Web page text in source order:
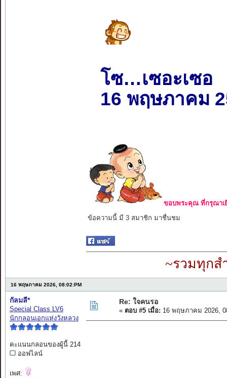
โซ…เซอะเซอ
16 พฤษภาคม
ขอบพระคุณ ที่กรุณาเ
ข้อความนี้ มี 3 สมาชิก มาชื่นชม
~รวมทุกส
16 พฤษภาคม 2026, 08:02:PM
กัลมลี*
Special Class LV6
นักกลอนเอกแห่งวังหลวง
คะแนนกลอนของผู้นี้ 214
ออฟไลน์
เพศ:
Re: ใจคนรอ
« ตอบ #5 เมื่อ: 16 พฤษภาคม 2026,